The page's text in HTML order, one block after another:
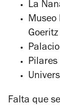
La
Museo
Goeritz
Pilares
Falta que